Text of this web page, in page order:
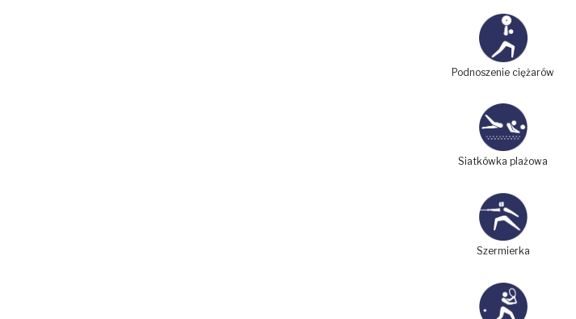
Podnoszenie ciężarów
Siatkówka plażowa
Szermierka